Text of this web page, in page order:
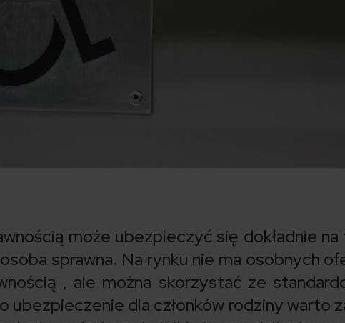
może ubezpieczyć się dokładnie
sprawna. Na rynku nie ma osobnych
, ale można skorzystać ze
ubezpieczenie dla członków rodziny warto